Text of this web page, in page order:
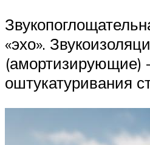
«эхо».
(амортизирующие)
оштукатуривания